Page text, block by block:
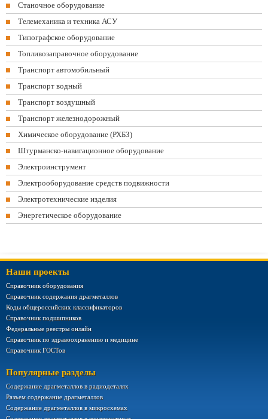
Станочное оборудование
Телемеханика и техника АСУ
Типографское оборудование
Топливозаправочное оборудование
Транспорт автомобильный
Транспорт водный
Транспорт воздушный
Транспорт железнодорожный
Химическое оборудование (РХБЗ)
Штурманско-навигационное оборудование
Электроинструмент
Электрооборудование средств подвижности
Электротехнические изделия
Энергетическое оборудование
Наши проекты
Справочник оборудования
Справочник содержания драгметаллов
Коды общероссийских классификаторов
Справочник подшипников
Федеральные реестры онлайн
Справочник по здравоохранению и медицине
Справочник ГОСТов
Популярные разделы
Содержание драгметаллов в радиодеталях
Разъем содержание драгметаллов
Содержание драгметаллов в микросхемах